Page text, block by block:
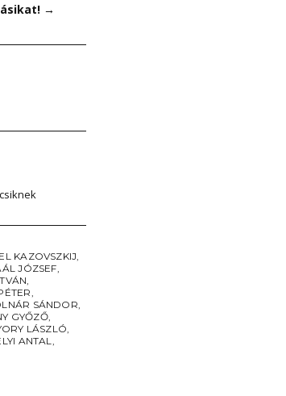
→
EL KAZOVSZKIJ,
JÓZSEF,
,
,
SÁNDOR,
GYŐZŐ,
LÁSZLÓ,
ANTAL,